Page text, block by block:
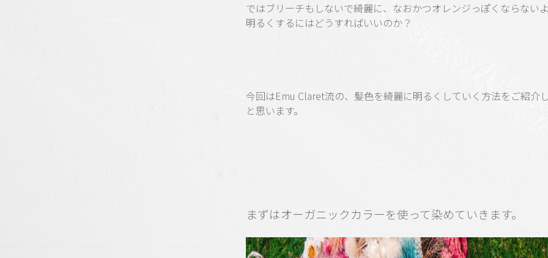
ではブリーチもしないで綺麗に、なおかつオレンジっぽくならない
明るくするにはどうすればいいのか？
今回はEmu Claret流の、髪色を綺麗に明るくしていく方法をご紹介
と思います。
まずはオーガニックカラーを使って染めていきます。